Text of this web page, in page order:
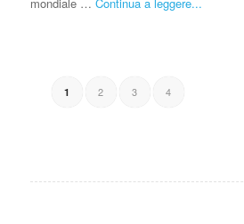
1 2 3 4